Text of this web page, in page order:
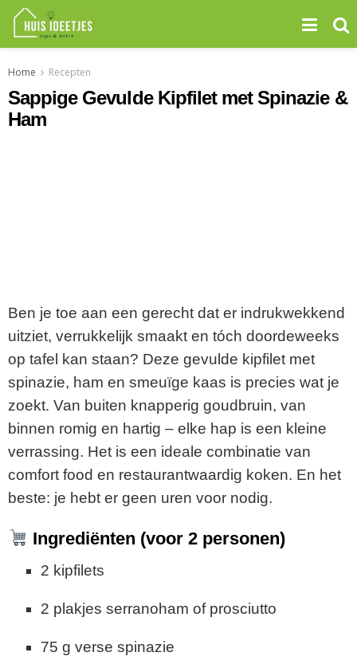
Home Recepten
Sappige Gevulde Kipfilet met Spinazie &
Ham
Ben je toe aan een gerecht dat er indrukwekkend
uitziet, verrukkelijk smaakt en tóch doordeweeks
op tafel kan staan? Deze gevulde kipfilet met
spinazie, ham en smeuïge kaas is precies wat je
zoekt. Van buiten knapperig goudbruin, van
binnen romig en hartig – elke hap is een kleine
verrassing. Het is een ideale combinatie van
comfort food en restaurantwaardig koken. En het
beste: je hebt er geen uren voor nodig.
Ingrediënten (voor 2 personen)
2 kipfilets
2 plakjes serranoham of prosciutto
75 g verse spinazie